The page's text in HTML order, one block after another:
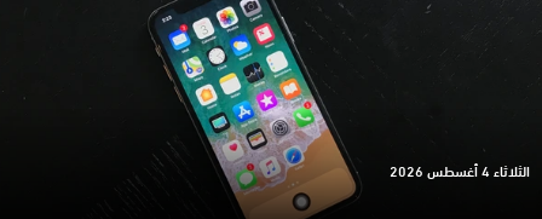
الثلاثاء 4 أغسطس 2026